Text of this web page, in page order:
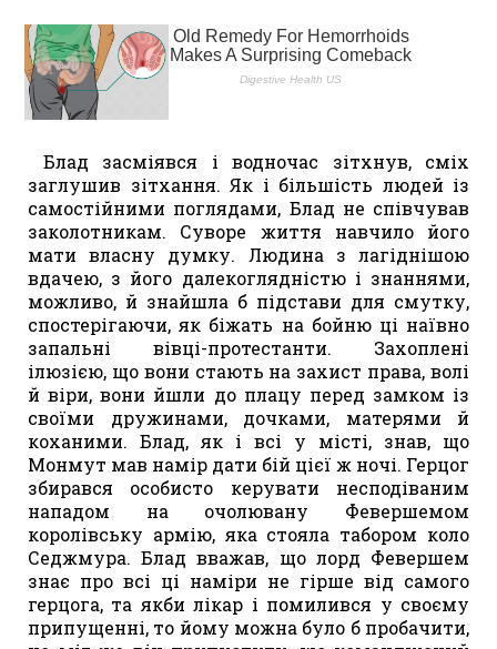
Блад засміявся і водночас зітхнув, сміх
заглушив зітхання. Як і більшість людей із
самостійними поглядами, Блад не співчував
заколотникам. Суворе життя навчило його
мати власну думку. Людина з лагіднішою
вдачею, з його далекоглядністю і знаннями,
можливо, й знайшла б підстави для смутку,
спостерігаючи, як біжать на бойню ці наївно
запальні вівці-протестанти. Захоплені
ілюзією, що вони стають на захист права, волі
й віри, вони йшли до плацу перед замком із
своїми дружинами, дочками, матерями й
коханими. Блад, як і всі у місті, знав, що
Монмут мав намір дати бій цієї ж ночі. Герцог
збирався особисто керувати несподіваним
нападом на очолювану Февершемом
королівську армію, яка стояла табором коло
Седжмура. Блад вважав, що лорд Февершем
знає про всі ці наміри не гірше від самого
герцога, та якби лікар і помилився у своєму
припущенні, то йому можна було б пробачити,